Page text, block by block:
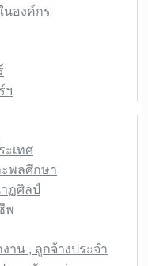
นองค์กร
ฯ
ะเทศ
พลศึกษา
ฏศิลป์
พ
าน , ลูกจ้างประจำ